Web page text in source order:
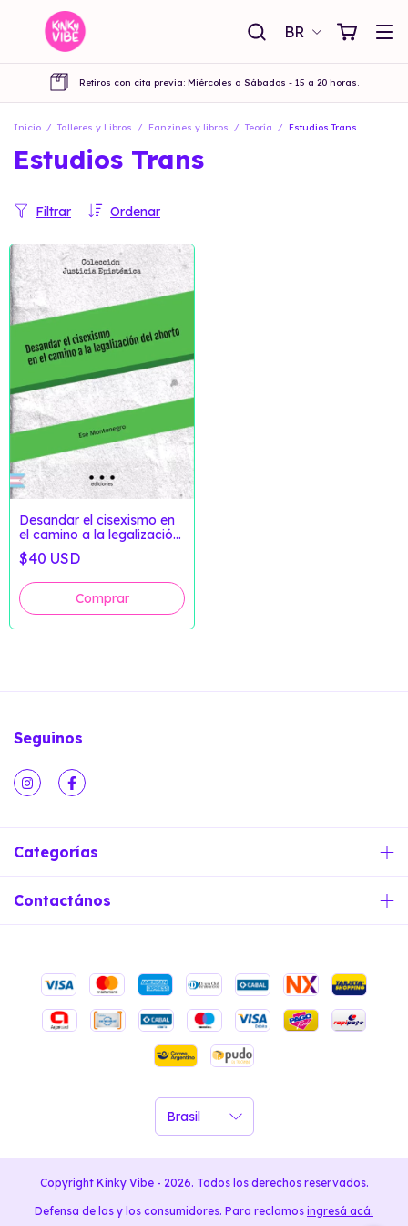
BR
Retiros con cita previa: Miércoles a Sábados - 15 a 20 horas.
Inicio / Talleres y Libros / Fanzines y libros / Teoría / Estudios Trans
Estudios Trans
Ordenar
Filtrar
Desandar el cisexismo en
el camino a la legalización
del aborto de Ese
Montenegro
$40 USD
Seguinos
Categorías
Contactános
Copyright Kinky Vibe - 2026. Todos los derechos reservados.
Defensa de las y los consumidores. Para reclamos ingresá acá.